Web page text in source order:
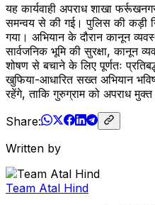
यह कार्यवाही अपराध शाखा
समन्वय से की गई। पुलिस की कड़ी
गया। अभियान के दौरान कानून
सार्वजनिक भूमि की सुरक्षा, कानून
शोषण से बचाने के लिए पूर्णतः
खुफिया-आधारित सख्त अभियान
रहेंगे, ताकि गुरुग्राम को अपराध
Share:
Written by
Team Atal Hind